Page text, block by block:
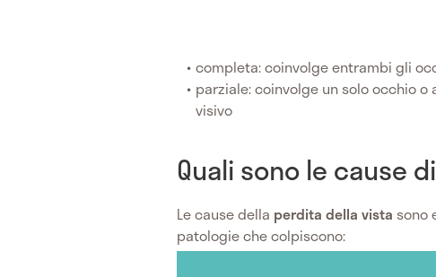
completa: coinvolge entrambi gli
parziale: coinvolge un solo occhio
visivo
Quali sono le cause
Le cause della perdita della vista sono
patologie che colpiscono: